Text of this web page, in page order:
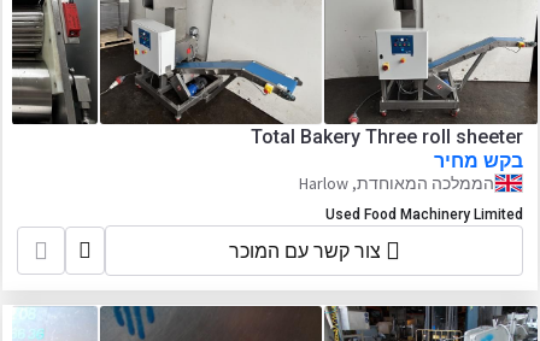
Total Bakery Three roll sheeter
בקש מחיר
הממלכה המאוחדת, Harlow
Used Food Machinery Limited
צור קשר עם המוכר